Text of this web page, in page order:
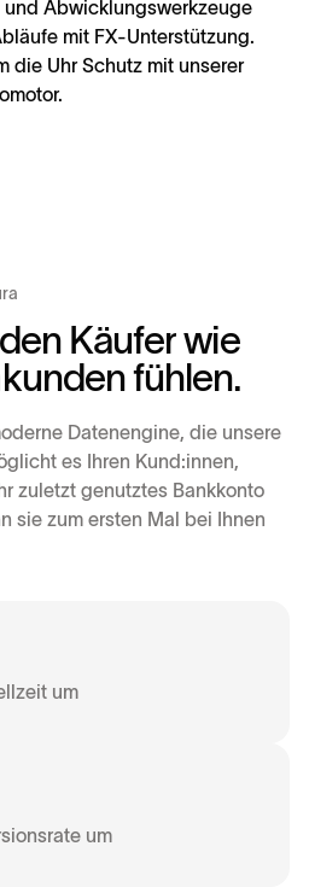
Abwicklungswerkzeuge
mit FX-Unterstützung.
die Uhr Schutz mit unserer
en Käuferwie
kundenfühlen.
Datenengine, die unsere
es Ihren Kund:innen,
zuletzt genutztes Bankkonto
sie zum ersten Mal bei Ihnen
um
um